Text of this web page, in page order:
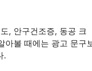
, 안구건조증, 동공 크
아볼 때에는 광고 문구
.